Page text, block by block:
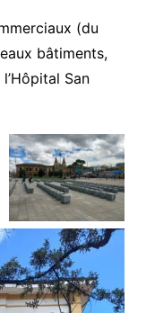
(du
bâtiments,
San